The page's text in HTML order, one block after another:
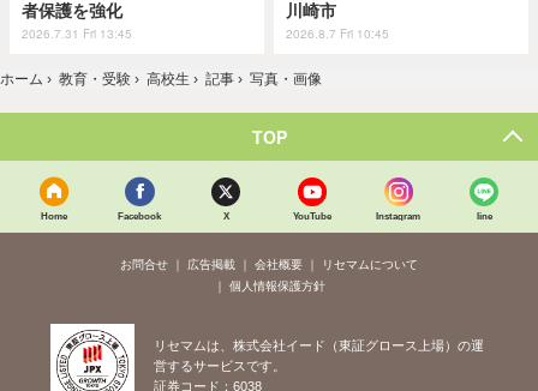
者保護を強化
2026.7.31 Fri 13:45
川崎市
2026.8.7 Fri 10:45
ホーム › 教育・受験 › 高校生 › 記事 › 写真・画像
TOP
Home Facebook X YouTube Instagram line
お問合せ 広告掲載 会社概要
リセマムについて
個人情報保護方針
リセマムは、株式会社イード（東証グロース上場）の運
営するサービスです。
証券コード：6038